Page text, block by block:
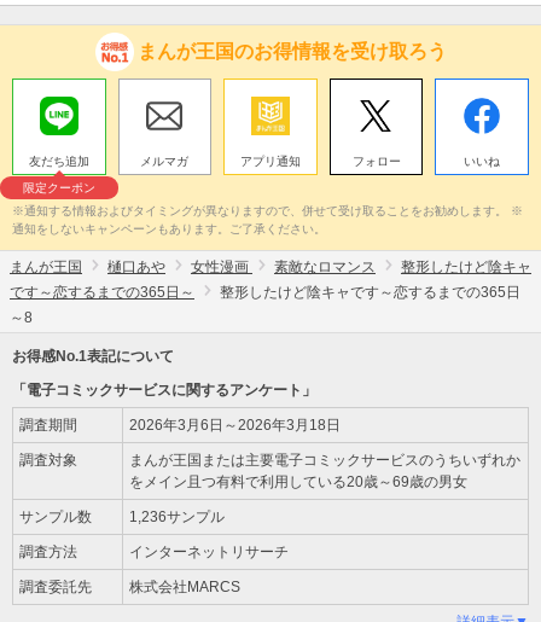
まんが王国のお得情報を受け取ろう
友だち追加
限定クーポン
メルマガ アプリ通知 フォロー いいね
※通知する情報およびタイミングが異なりますので、併せて受け取ることをお勧めします。 ※
通知をしないキャンペーンもあります。ご了承ください。
まんが王国 樋口あや 女性漫画 素敵なロマンス
整形したけど陰キャ
です～恋するまでの365日～
整形したけど陰キャです～恋するまでの365日
～8
お得感No.1表記について
「電子コミックサービスに関するアンケート」
調査期間 2026年3月6日～2026年3月18日
調査対象
まんが王国または主要電子コミックサービスのうちいずれか
をメイン且つ有料で利用している20歳～69歳の男女
サンプル数 1,236サンプル
調査方法 インターネットリサーチ
調査委託先 株式会社MARCS